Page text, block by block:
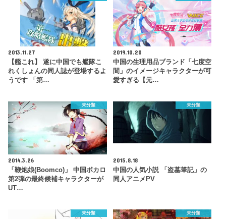
2013.11.27
【艦これ】 遂に中国でも艦隊こ
れくしょんの同人誌が登場するよ
うです 「第…
2019.10.20
中国の生理用品ブランド「七度空
間」のイメージキャラクターが可
愛すぎる【元…
未分類
2014.3.26
「鞭炮娘(Boomco)」 中国ボカロ
第2弾の最終候補キャラクターが
UT…
未分類
2015.8.18
中国の人気小説 「盗墓筆記」の
同人アニメPV
未分類 未分類